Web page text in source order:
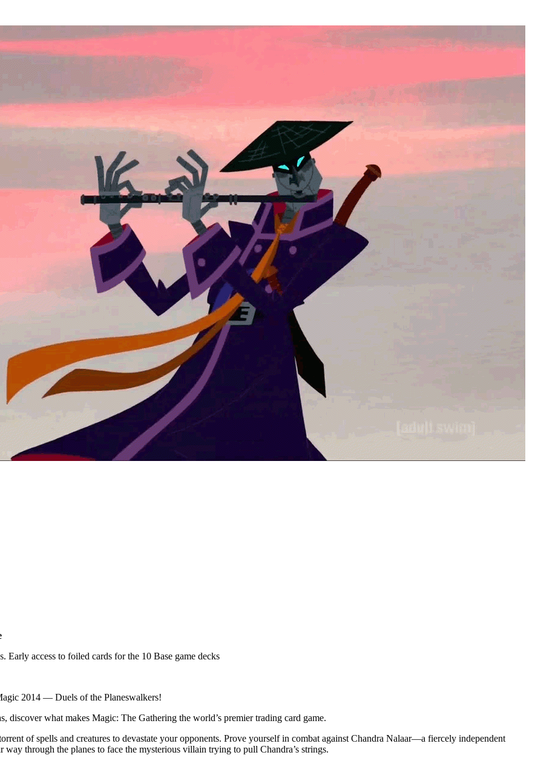
Early access to foiled cards for the 10 Base game decks
2014 — Duels of the Planeswalkers!
discover what makes Magic: The Gathering the world’s premier trading card game.
of spells and creatures to devastate your opponents. Prove yourself in combat against Chandra Nalaar—a fiercely independent
through the planes to face the mysterious villain trying to pull Chandra’s strings.